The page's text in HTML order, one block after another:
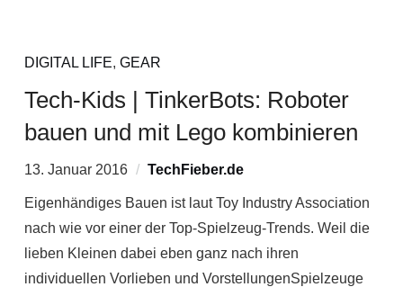
DIGITAL LIFE, GEAR
Tech-Kids | TinkerBots: Roboter
bauen und mit Lego kombinieren
13. Januar 2016 TechFieber.de
Eigenhändiges Bauen ist laut Toy Industry Association
nach wie vor einer der Top-Spielzeug-Trends. Weil die
lieben Kleinen dabei eben ganz nach ihren
individuellen Vorlieben und VorstellungenSpielzeuge